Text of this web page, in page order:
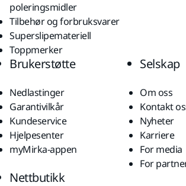
poleringsmidler
Tilbehør og forbruksvarer
Superslipemateriell
Toppmerker
Brukerstøtte
Nedlastinger
Garantivilkår
Kundeservice
Hjelpesenter
myMirka-appen
Selskap
Om oss
Kontakt
Nyheter
Karriere
For media
For
Nettbutikk